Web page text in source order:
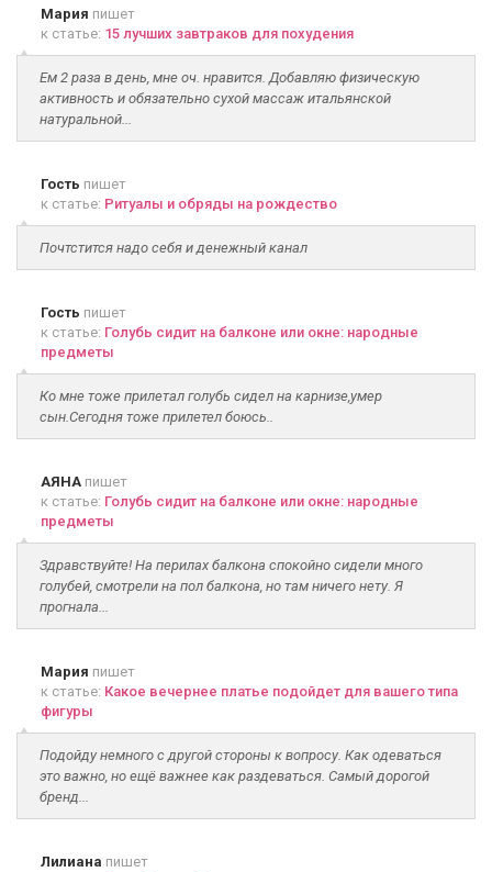
Мария пишет
к статье: 15 лучших завтраков для похудения
Ем 2 раза в день, мне оч. нравится. Добавляю физическую
активность и обязательно сухой массаж итальянской
натуральной...
Гость пишет
к статье: Ритуалы и обряды на рождество
Почтстится надо себя и денежный канал
Гость пишет
к статье: Голубь сидит на балконе или окне: народные
предметы
Ко мне тоже прилетал голубь сидел на карнизе,умер
сын.Сегодня тоже прилетел боюсь..
АЯНА пишет
к статье: Голубь сидит на балконе или окне: народные
предметы
Здравствуйте! На перилах балкона спокойно сидели много
голубей, смотрели на пол балкона, но там ничего нету. Я
прогнала...
Мария пишет
к статье: Какое вечернее платье подойдет для вашего типа
фигуры
Подойду немного с другой стороны к вопросу. Как одеваться
это важно, но ещё важнее как раздеваться. Самый дорогой
бренд...
Лилиана пишет